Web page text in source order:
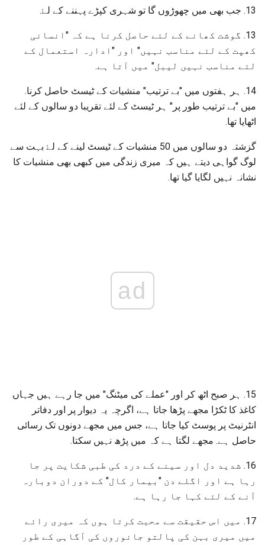
13. جب بھی میں چھوڑوں گا تو شہری کپڑے پہننے کے لۓ.
13. گوشت کھانے کے لئے حاصل کرنا ہے کہ "انسانی
کھپت کے لئے مناسب نہیں" اور "ادارہ استعمال کے
لئے مناسب نہیں لیبل" میں آتا ہے.
14. ہر ہفتوں میں "بے ترتیب" منشیات کے ٹیسٹ حاصل کرنا.
میں "بے ترتیب طور پر" ہر ٹیسٹ کے لئے تقریبا دو سالوں کے لئے
اٹھایا تھا.
گزشتہ دو سالوں میں 50 منشیات کے ٹیسٹ لینے کے لۓ بہت سے
لوگ گواہی دیتے ہیں کہ میری زندگی میں کبھی بھی منشیات کا
نشانہ نہیں لگایا گیا تھا.
ad
15. ہر صبح اٹھ کر اور "عملے کی میٹنگ" میں جا رہے ہیں جہاں
کاغذ کا ٹکڑا مجھے پڑھا جاتا ہے، اگرچہ یہ دیوار پر اور دفاتر
انٹرنیٹ پر پوسٹ کیا جاتا ہے، جس میں مجھے دونوں تک رسائی
حاصل ہے. مجھے لگتا ہے کہ میں پڑھ نہیں سکتا.
16. شدید دل اور سینے کے درد کی طبی شکایت پر جا
رہا ہے اور اگلے دن "بیمار کال" کے دوران دوبارہ
آنے کے لئے کہا جا رہا ہے.
17. میں اس حقیقت سے محبت کرتا ہوں کہ میری رائے
میں میری بہن کی پالتو جانوروں کی آگاہی کے طور